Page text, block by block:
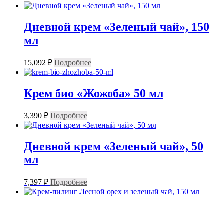
Дневной крем «Зеленый чай», 150
мл
15,092 ₽ Подробнее
Крем био «Жожоба» 50 мл
3,390 ₽ Подробнее
Дневной крем «Зеленый чай», 50
мл
7,397 ₽ Подробнее